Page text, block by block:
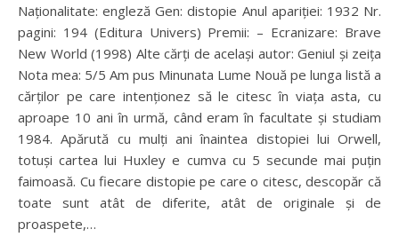
Naționalitate: engleză Gen: distopie Anul apariției: 1932 Nr.
pagini: 194 (Editura Univers) Premii: – Ecranizare: Brave
New World (1998) Alte cărți de același autor: Geniul și zeița
Nota mea: 5/5 Am pus Minunata Lume Nouă pe lunga listă a
cărților pe care intenționez să le citesc în viața asta, cu
aproape 10 ani în urmă, când eram în facultate și studiam
1984. Apărută cu mulți ani înaintea distopiei lui Orwell,
totuși cartea lui Huxley e cumva cu 5 secunde mai puțin
faimoasă. Cu fiecare distopie pe care o citesc, descopăr că
toate sunt atât de diferite, atât de originale și de
proaspete,…